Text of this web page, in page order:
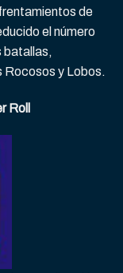
de
el número
batallas,
Rocosos y Lobos.
Roll